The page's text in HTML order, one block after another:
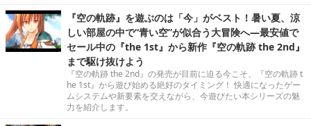
『空の軌跡』を遊ぶのは「今」がベスト！暑い夏、涼
しい部屋の中で“青い空”が似合う大冒険へ―最安値で
セール中の『the 1st』から新作『空の軌跡 the 2nd』
まで駆け抜けよう
『空の軌跡 the 2nd』の発売が目前に迫る今こそ、『空の軌跡 t
he 1st』から遊び始める絶好のタイミング！ 快適になったゲー
ムシステムや新要素を交えながら、今遊びたい本シリーズの魅
力を紹介します。